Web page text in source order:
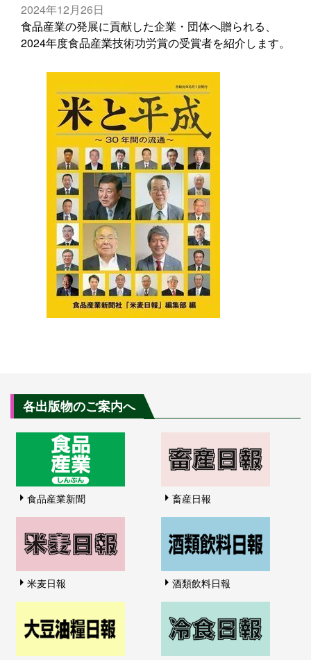
2024年12月26日
食品産業の発展に貢献した企業・団体へ贈られる、
2024年度食品産業技術功労賞の受賞者を紹介します。
各出版物のご案内へ
食品産業新聞 畜産日報
米麦日報 酒類飲料日報